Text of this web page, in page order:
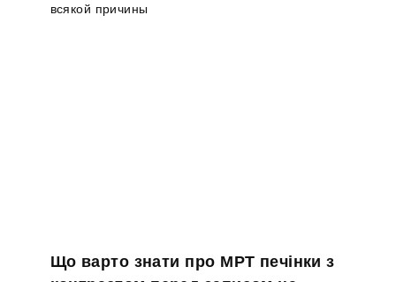
всякой причины
Що варто знати про МРТ печінки з